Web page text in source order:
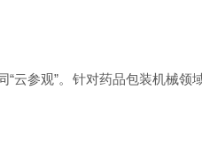
“云参观”。针对药品包装机械